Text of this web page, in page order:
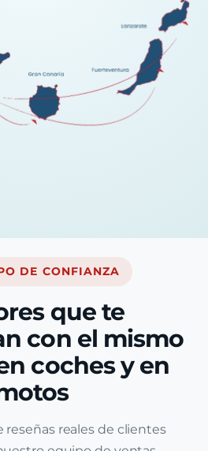
DE CONFIANZA
que te
con el mismo
coches y en
reseñas reales de clientes